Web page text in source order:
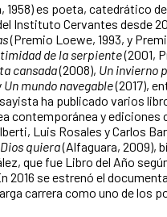
1958) es poeta, catedrático de
Instituto Cervantes desde
(Premio Loewe, 1993, y
de la serpiente(2001,
cansada(2008), Un invierno
Un mundo navegable(2017),
ha publicado varios
contemporánea y ediciones
Luis Rosales y Carlos
quiera(Alfaguara, 2009),
que fue Libro del Año
2016 se estrenó el
carrera como uno de los